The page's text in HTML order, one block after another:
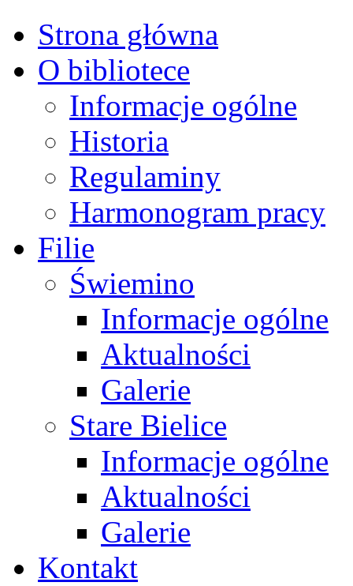
Strona główna
O bibliotece
Informacje ogólne
Historia
Regulaminy
Harmonogram pracy
Filie
Świemino
Informacje ogólne
Aktualności
Galerie
Stare Bielice
Informacje ogólne
Aktualności
Galerie
Kontakt